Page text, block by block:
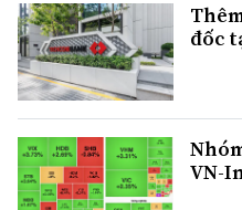
đốc
VN-